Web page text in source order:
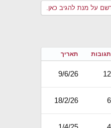
על מנת להגיב כאן.
תגובות תאריך
12
9/6/26
6
18/2/26